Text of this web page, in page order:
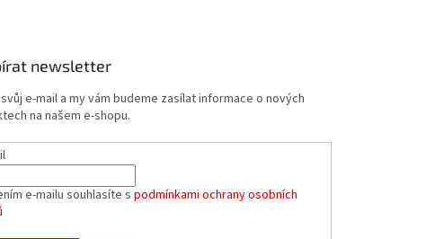
newsletter
e-mail a my vám budeme zasílat informace o nových
na našem e-shopu.
e-mailu souhlasíte spodmínkami ochrany osobních